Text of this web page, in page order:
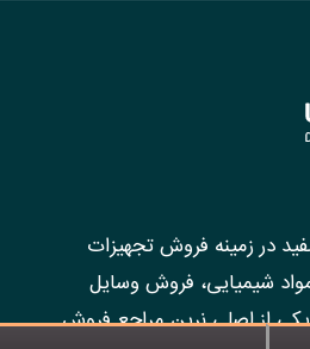
در زمینه فروش تجهیزات
شیمیایی، فروش وسایل
از اصلی نرین مراجع فروش